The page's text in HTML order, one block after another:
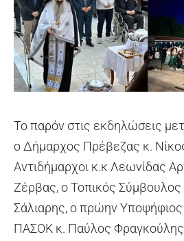
Το παρόν στις εκδηλώσεις
ο Δήμαρχος Πρέβεζας κ.
Αντιδήμαρχοι κ.κ Λεωνίδας
Ζέρβας, ο Τοπικός
Σάλιαρης, ο πρώην
ΠΑΣΟΚ κ. Παύλος Φραγκούλης